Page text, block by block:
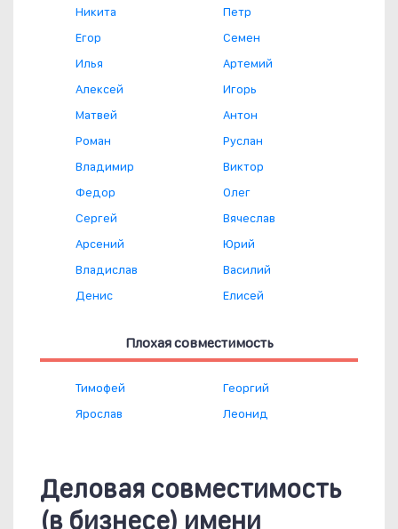
Никита
Егор
Илья
Алексей
Матвей
Роман
Владимир
Федор
Сергей
Арсений
Владислав
Денис
Петр
Семен
Артемий
Игорь
Антон
Руслан
Виктор
Олег
Вячеслав
Юрий
Василий
Елисей
Плохая совместимость
Тимофей
Ярослав
Георгий
Леонид
Деловая совместимость
(в бизнесе) имени